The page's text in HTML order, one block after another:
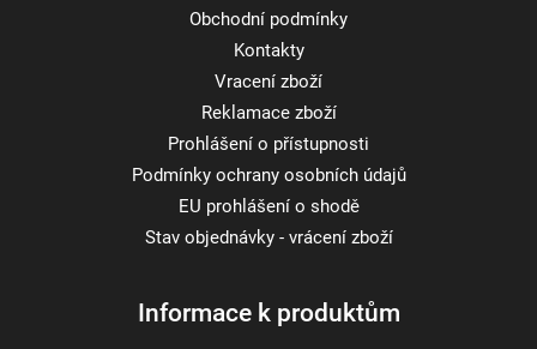
Obchodní podmínky
Kontakty
Vracení zboží
Reklamace zboží
Prohlášení o přístupnosti
Podmínky ochrany osobních údajů
EU prohlášení o shodě
Stav objednávky - vrácení zboží
Informace k produktům